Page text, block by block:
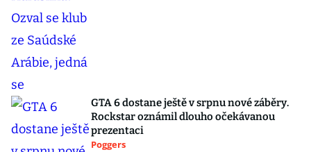
GTA 6 dostane ještě v srpnu nové záběry.
Rockstar oznámil dlouho očekávanou
prezentaci
Poggers